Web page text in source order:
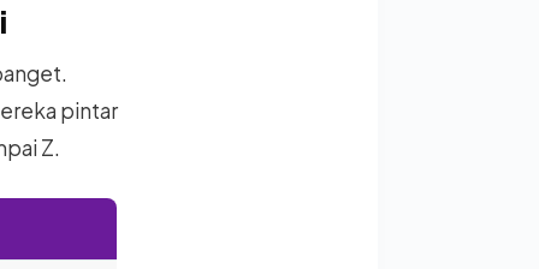
pintar
Z.